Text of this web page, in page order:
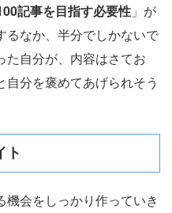
記事を目指す必要性 」が
るなか、半分でしかないで
た自分が、内容はさてお
自分を褒めてあげられそう
ト
会をしっかり作っていき